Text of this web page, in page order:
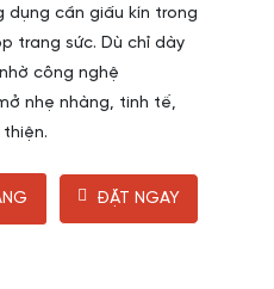
cần giấu kín trong
trang sức. Dù chỉ dày
công nghệ
nhẹ nhàng, tinh tế,
ĐẶT NGAY